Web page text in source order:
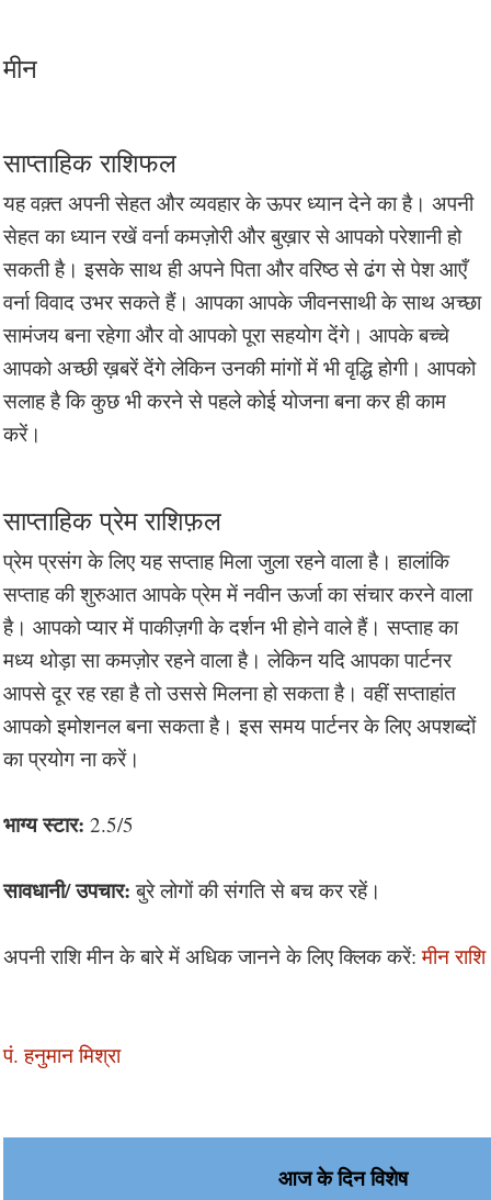
मीन
साप्ताहिक राशिफल
यह वक़्त अपनी सेहत और व्यवहार के ऊपर ध्यान देने का है। अपनी
सेहत का ध्यान रखें वर्ना कमज़ोरी और बुख़ार से आपको परेशानी हो
सकती है। इसके साथ ही अपने पिता और वरिष्ठ से ढंग से पेश आएँ
वर्ना विवाद उभर सकते हैं। आपका आपके जीवनसाथी के साथ अच्छा
सामंजय बना रहेगा और वो आपको पूरा सहयोग देंगे। आपके बच्चे
आपको अच्छी ख़बरें देंगे लेकिन उनकी मांगों में भी वृद्धि होगी। आपको
सलाह है कि कुछ भी करने से पहले कोई योजना बना कर ही काम
करें।
साप्ताहिक प्रेम राशिफ़ल
प्रेम प्रसंग के लिए यह सप्ताह मिला जुला रहने वाला है। हालांकि
सप्ताह की शुरुआत आपके प्रेम में नवीन ऊर्जा का संचार करने वाला
है। आपको प्यार में पाकीज़गी के दर्शन भी होने वाले हैं। सप्ताह का
मध्य थोड़ा सा कमज़ोर रहने वाला है। लेकिन यदि आपका पार्टनर
आपसे दूर रह रहा है तो उससे मिलना हो सकता है। वहीं सप्ताहांत
आपको इमोशनल बना सकता है। इस समय पार्टनर के लिए अपशब्दों
का प्रयोग ना करें।
भाग्य स्टार: 2.5/5
सावधानी/ उपचार: बुरे लोगों की संगति से बच कर रहें।
अपनी राशि मीन के बारे में अधिक जानने के लिए क्लिक करें: मीन राशि
पं. हनुमान मिश्रा
आज के दिन विशेष